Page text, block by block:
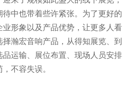
中也带着些许紧张。为了更好的
形象以及产品优势，让更多人看
瀚宏音响产品，从得知展览、到
运输、展位布置、现场人员安排
不容失误。